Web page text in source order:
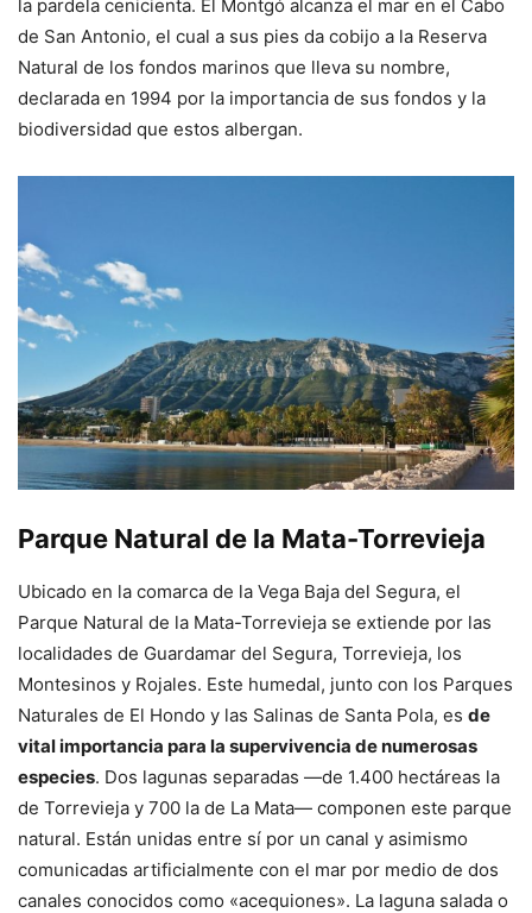
la pardela cenicienta. El Montgó alcanza el mar en el Cabo
de San Antonio, el cual a sus pies da cobijo a la Reserva
Natural de los fondos marinos que lleva su nombre,
declarada en 1994 por la importancia de sus fondos y la
biodiversidad que estos albergan.
Parque Natural de la Mata-Torrevieja
Ubicado en la comarca de la Vega Baja del Segura, el
Parque Natural de la Mata-Torrevieja se extiende por las
localidades de Guardamar del Segura, Torrevieja, los
Montesinos y Rojales. Este humedal, junto con los Parques
Naturales de El Hondo y las Salinas de Santa Pola, es de
vital importancia para la supervivencia de numerosas
especies. Dos lagunas separadas —de 1.400 hectáreas la
de Torrevieja y 700 la de La Mata— componen este parque
natural. Están unidas entre sí por un canal y asimismo
comunicadas artificialmente con el mar por medio de dos
canales conocidos como «acequiones». La laguna salada o